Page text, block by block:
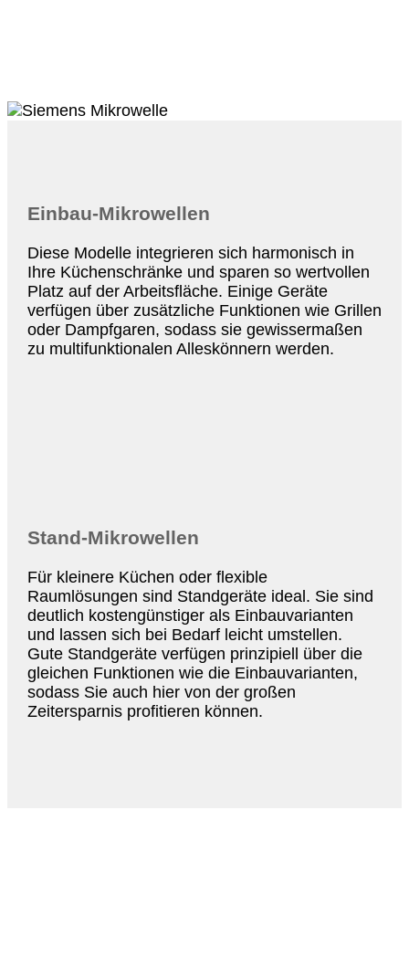
Einbau-Mikrowellen
Diese Modelle integrieren sich harmonisch in
Ihre Küchenschränke und sparen so wertvollen
Platz auf der Arbeitsfläche. Einige Geräte
verfügen über zusätzliche Funktionen wie Grillen
oder Dampfgaren, sodass sie gewissermaßen
zu multifunktionalen Alleskönnern werden.
Stand-Mikrowellen
Für kleinere Küchen oder flexible
Raumlösungen sind Standgeräte ideal. Sie sind
deutlich kostengünstiger als Einbauvarianten
und lassen sich bei Bedarf leicht umstellen.
Gute Standgeräte verfügen prinzipiell über die
gleichen Funktionen wie die Einbauvarianten,
sodass Sie auch hier von der großen
Zeitersparnis profitieren können.